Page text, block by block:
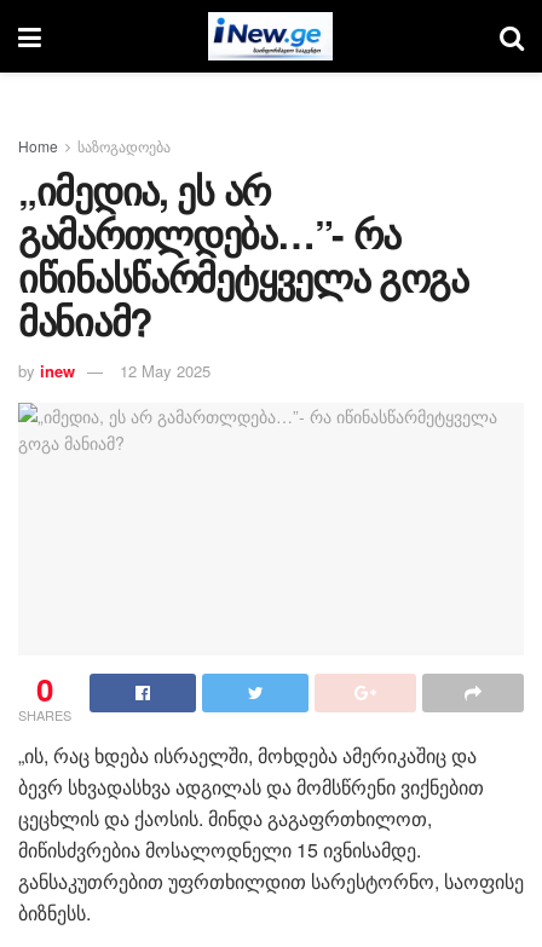
Home საზოგადოება
„იმედია, ეს არ
გამართლდება…”- რა
იწინასწარმეტყველა გოგა
მანიამ?
by inew 12 May 2025
0
SHARES
„ის, რაც ხდება ისრაელში, მოხდება ამერიკაშიც და
ბევრ სხვადასხვა ადგილას და მომსწრენი ვიქნებით
ცეცხლის და ქაოსის. მინდა გაგაფრთხილოთ,
მიწისძვრებია მოსალოდნელი 15 ივნისამდე.
განსაკუთრებით უფრთხილდით სარესტორნო, საოფისე
ბიზნესს.